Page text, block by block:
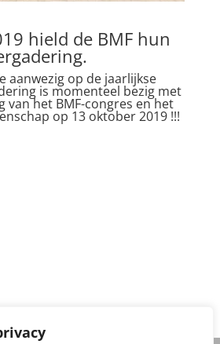
hield de BMF hun
aanwezig op de jaarlijkse
is momenteel bezig met
van het BMF-congres en het
op 13 oktober 2019 !!!